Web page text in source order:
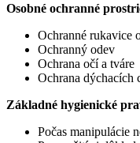
Osobné ochranné
Ochranné rukavice
Ochranný odev
Ochrana očí a tváre
Ochrana dýchacích
Základné hygienické
Počas manipulácie